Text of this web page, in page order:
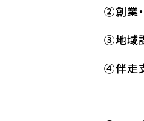
②創業
③地域
④伴走